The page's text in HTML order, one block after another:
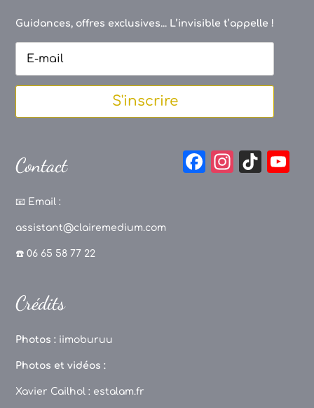
Guidances, offres exclusives... L’invisible t’appelle !
S'inscrire
Contact
📧 Email :
assistant@clairemedium.com
☎️ 06 65 58 77 22
F
In
Ti
Crédits
Photos : iimoburuu
Photos et vidéos :
Xavier Cailhol : estalam.fr